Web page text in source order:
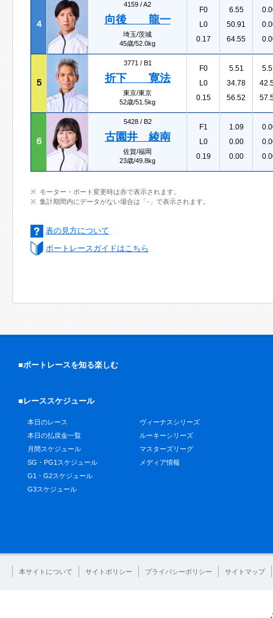
４
4159 /A2
向後 龍一
埼玉/茨城
45歳/52.0kg
F0
L0
0.17
6.55
50.91
64.55
５
3771 / B1
折下 寛法
東京/東京
52歳/51.5kg
F0
L0
0.15
5.51
34.78
56.52
６
5428 / B2
古園井 綾南
佐賀/福岡
23歳/49.8kg
F1
L0
0.19
1.09
0.00
0.00
モーター・ボート変更時は赤で表示されます。
集計期間内にデータがない場合は「-」で表示されます。
表の見方について
ボートレースガイドはこちら
■ボートレースを知る楽しむ
■レーススケジュール
本日のレース
本日の払戻金一覧
月間スケジュール
SG・PG1スケジュール
G1・G2スケジュール
G3スケジュール
ヴィーナスシリーズ
ルーキーシリーズ
マスターズリーグ
メディア情報
本サイトについて サイトポリシー プライバシーポリシー サイトマップ